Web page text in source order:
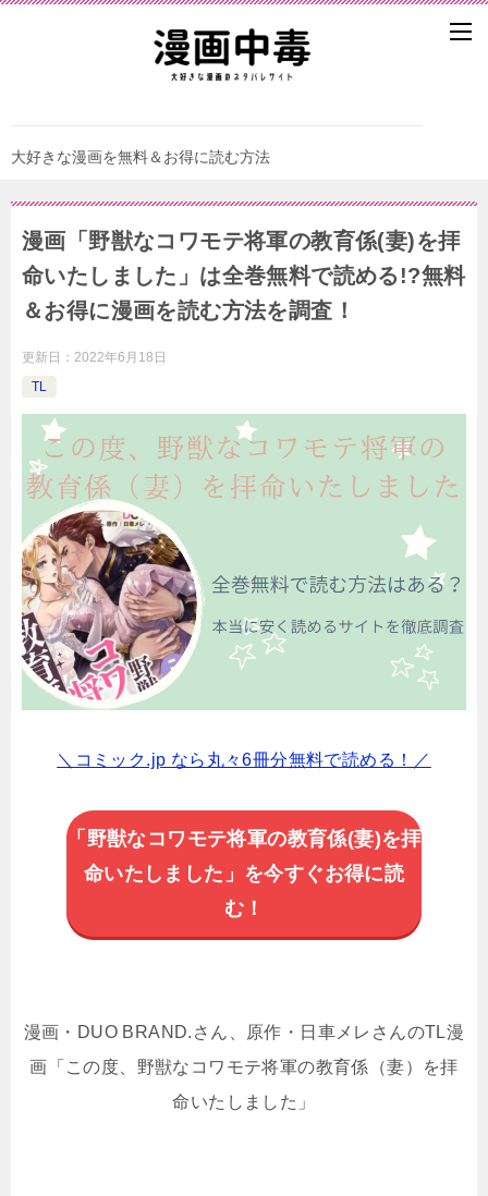
大好きな漫画を無料＆お得に読む方法
漫画「野獣なコワモテ将軍の教育係(妻)を拝
命いたしました」は全巻無料で読める!?無料
＆お得に漫画を読む⽅法を調査！
更新日： 2022年6月18日
TL
＼コミック.jp なら丸々6冊分無料で読める！／
「野獣なコワモテ将軍の教育係(妻)を拝
命いたしました」を今すぐお得に読
む！
漫画・DUO BRAND.さん、原作・日車メレさんのTL漫
画「この度、野獣なコワモテ将軍の教育係（妻）を拝
命いたしました」